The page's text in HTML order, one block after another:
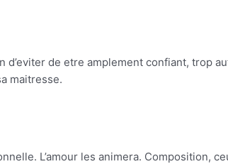
de etre amplement confiant, trop
maitresse.
L’amour les animera. Composition,